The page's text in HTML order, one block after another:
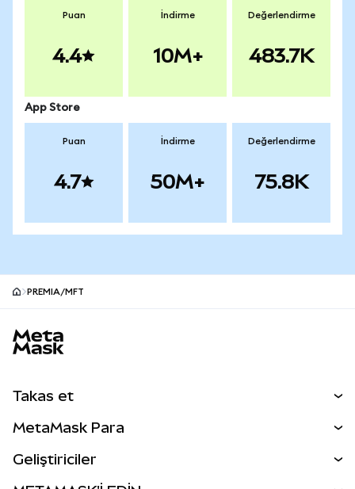
Puan
4.4
İndirme
10M+
Değerlendirme
483.7K
App Store
Puan
4.7
İndirme
50M+
Değerlendirme
75.8K
PREMIA/MFT
Takas et
Perps
MetaMask Para
Geliştiriciler